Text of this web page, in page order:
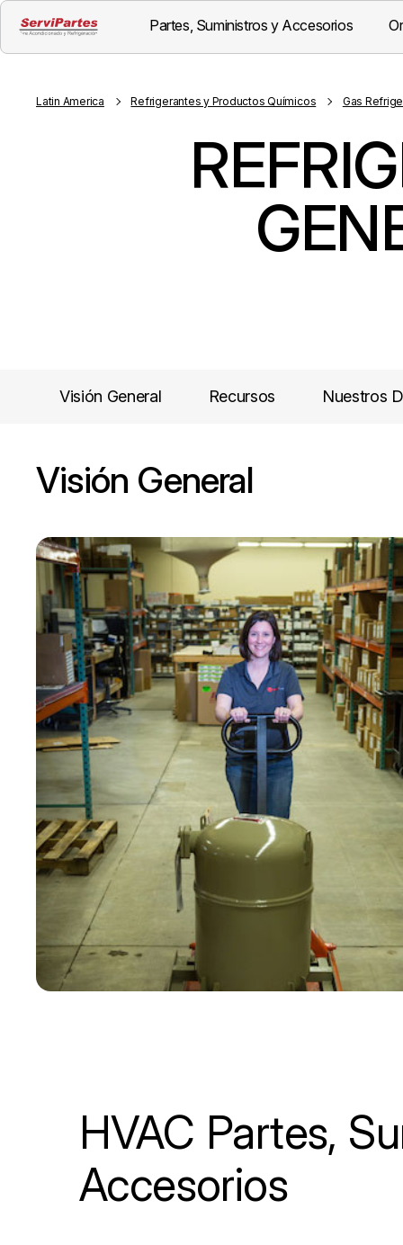
Partes, Suministros y Accesorios
Latin America Refrigerantes y Productos Químicos Gas
Visión General Recursos Nuestros
Visión General
HVAC Partes,
Accesorios